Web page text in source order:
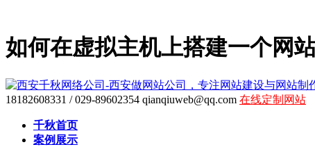
如何在虚拟主机上搭建一个网
18182608331 / 029-89602354 qianqiuweb@qq.com 在线定制网站
千秋首页
案例展示